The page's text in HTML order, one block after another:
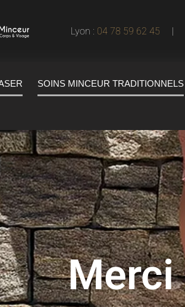
Lyon : 04 78 59 62 45 |
SOINS MINCEUR TRADITIONNELS
Merci